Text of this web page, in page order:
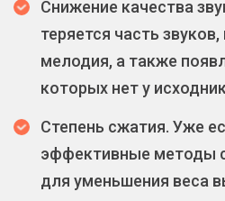
Снижение качества
теряется часть
мелодия, а также
которых нет у
Степень сжатия. Уже
эффективные методы
для уменьшения веса